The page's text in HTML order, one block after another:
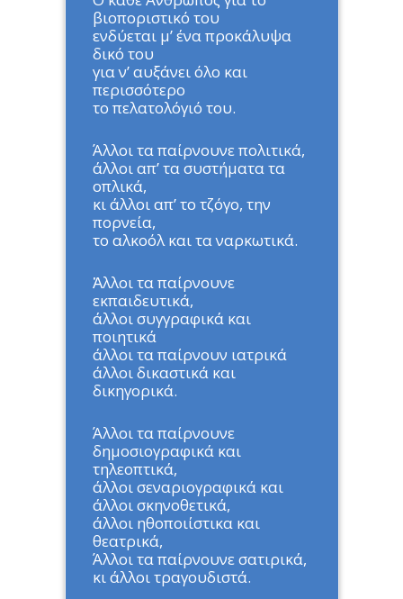
βιοποριστικό του
ενδύεται μ’ ένα προκάλυψα
δικό του
για ν’ αυξάνει όλο και
περισσότερο
το πελατολόγιό του.
Άλλοι τα παίρνουνε πολιτικά,
άλλοι απ’ τα συστήματα τα
οπλικά,
κι άλλοι απ’ το τζόγο, την
πορνεία,
το αλκοόλ και τα ναρκωτικά.
Ἀλλοι τα παίρνουνε
εκπαιδευτικά,
άλλοι συγγραφικά και
ποιητικά
άλλοι τα παίρνουν ιατρικά
άλλοι δικαστικά και
δικηγορικά.
Άλλοι τα παίρνουνε
δημοσιογραφικά και
τηλεοπτικά,
άλλοι σεναριογραφικά και
άλλοι σκηνοθετικά,
άλλοι ηθοποιίστικα και
θεατρικά,
Άλλοι τα παίρνουνε σατιρικά,
κι άλλοι τραγουδιστά.